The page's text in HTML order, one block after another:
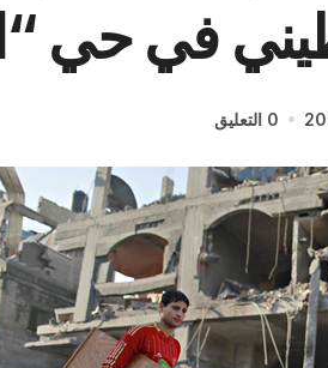
في حي
0 التعليق